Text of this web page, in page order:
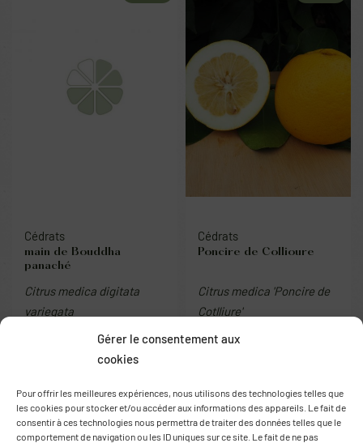
Gérer le consentement aux
cookies
Pour offrir les meilleures expériences, nous utilisons des technologies telles que
les cookies pour stocker et/ou accéder aux informations des appareils. Le fait de
consentir à ces technologies nous permettra de traiter des données telles que le
comportement de navigation ou les ID uniques sur ce site. Le fait de ne pas
Cédrats
main de Bouddha
panaché
Citrus medica digitata
variegata
Cédrats
Poncire de Collioure
Citrus medica 'Poncire de
Cotlliure'